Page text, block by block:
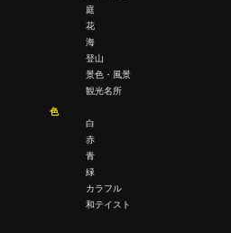
庭
花
海
登山
景色・風景
観光名所
色
白
赤
青
緑
カラフル
和テイスト